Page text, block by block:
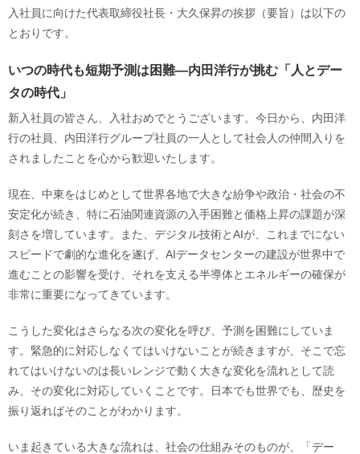
入社員に向けた代表取締役社長・大久保昇の挨拶（要旨）は以下の
とおりです。
いつの時代も短期予測は困難―内田洋行が挑む「人とデー
タの時代」
新入社員の皆さん、入社おめでとうございます。今日から、内田洋
行の社員、内田洋行グループ社員の一人として社会人の仲間入りを
されましたことを心から歓迎いたします。
現在、中東をはじめとして世界各地で大きな紛争や政治・社会の不
安定化が続き、特に石油関連資源の入手困難と価格上昇の課題が深
刻さを増しています。また、デジタル技術とAIが、これまでにない
スピードで劇的な進化を遂げ、AIデータセンターの建設が世界中で
進むことの影響を受け、それを支える半導体とエネルギーの確保が
非常に重要になってきています。
こうした変化はさらなる次の変化を呼び、予測を困難にしていま
す。緊急的に対応しなくてはいけないことが続きますが、そこで忘
れてはいけないのは長いレンジで動く大きな変化を流れとして読
み、その変化に対応していくことです。日本でも世界でも、歴史を
振り返ればそのことがわかります。
いま起きている大きな流れは、社会の仕組みそのものが、「デー